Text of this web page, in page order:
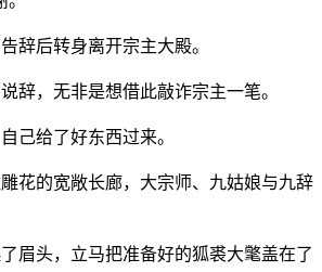
辞后转身离开宗主大殿。
辞，无非是想借此敲诈宗主一笔。
己给了好东西过来。
花的宽敞长廊，大宗师、九姑娘与九辞
眉头，立马把准备好的狐裘大氅盖在了